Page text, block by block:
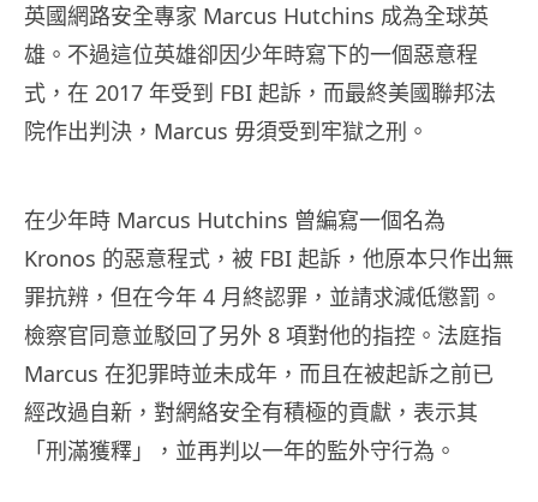
英國網路安全專家 Marcus Hutchins 成為全球英
雄。不過這位英雄卻因少年時寫下的一個惡意程
式，在 2017 年受到 FBI 起訴，而最終美國聯邦法
院作出判決，Marcus 毋須受到牢獄之刑。
在少年時 Marcus Hutchins 曾編寫一個名為
Kronos 的惡意程式，被 FBI 起訴，他原本只作出無
罪抗辨，但在今年 4 月終認罪，並請求減低懲罰。
檢察官同意並駁回了另外 8 項對他的指控。法庭指
Marcus 在犯罪時並未成年，而且在被起訴之前已
經改過自新，對網絡安全有積極的貢獻，表示其
「刑滿獲釋」，並再判以一年的監外守行為。